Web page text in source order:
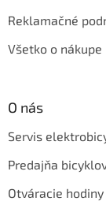
Reklamačné
Všetko o nákupe
O nás
Servis
Predajňa
Otváracie hodiny